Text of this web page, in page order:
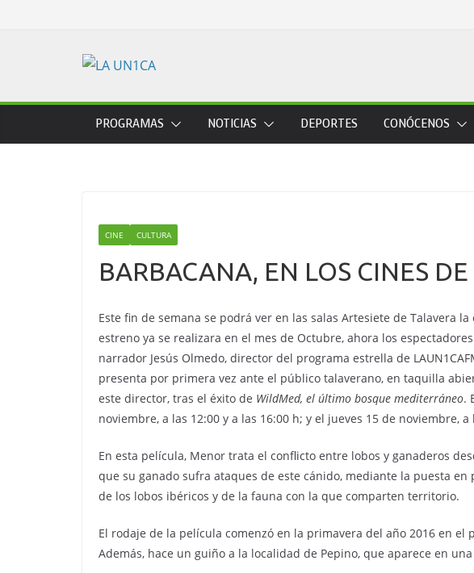
PROGRAMAS NOTICIAS DEPORTES CONÓCENOS
CINE CULTURA
BARBACANA, EN LOS CINES
Este fin de semana se podrá ver en las salas Artesiete de Talavera
estreno ya se realizara en el mes de Octubre, ahora los
narrador Jesús Olmedo, director del programa estrella de
presenta por primera vez ante el público talaverano, en taquilla
este director, tras el éxito de WildMed, el último bosque mediterráneo.
noviembre, a las 12:00 y a las 16:00 h; y el jueves 15 de noviembre, a
En esta película, Menor trata el conflicto entre lobos y ganaderos
que su ganado sufra ataques de este cánido, mediante la puesta
de los lobos ibéricos y de la fauna con la que comparten territorio.
El rodaje de la película comenzó en la primavera del año 2016 en
Además, hace un guiño a la localidad de Pepino, que aparece en